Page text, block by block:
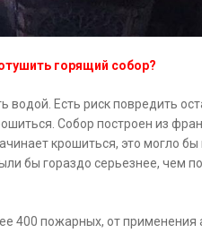
горящий собор?
Есть риск повредить
Собор построен из
крошиться, это могло
бы гораздо серьезнее, чем
400 пожарных, от